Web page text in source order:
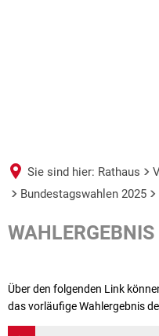
Sie sind hier: Rathaus
Bundestagswahlen 2025
Wahlergebnis
WAHLERGEBNIS
Über den folgenden Link
das vorläufige Wahlergebnis